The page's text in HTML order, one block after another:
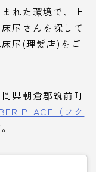
れた環境で、
上
屋さんを探して
屋(理髪店)をご
県朝倉郡筑前町
PLACE（フク